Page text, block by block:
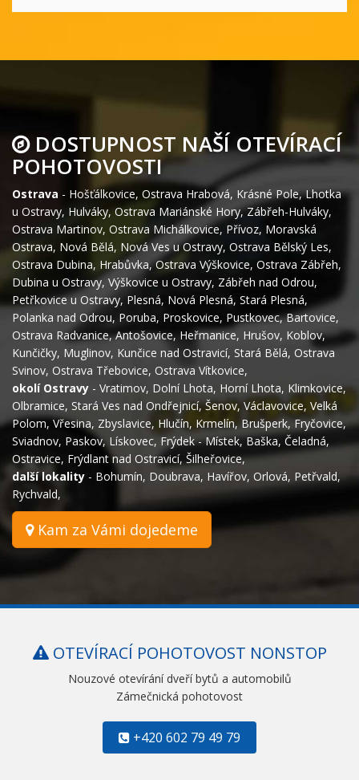
DOSTUPNOST NAŠÍ OTEVÍRACÍ
POHOTOVOSTI
Ostrava - Hošťálkovice, Ostrava Hrabová, Krásné Pole,Lhotka
u Ostravy, Hulváky, Ostrava Mariánské Hory,Zábřeh-Hulváky,
Ostrava Martinov, Ostrava Michálkovice, Přívoz, Moravská
Ostrava, Nová Bělá, Nová Ves u Ostravy, Ostrava Bělský Les,
Ostrava Dubina, Hrabůvka,Ostrava Výškovice, Ostrava Zábřeh,
Dubina u Ostravy, Výškovice u Ostravy, Zábřeh nad Odrou,
Petřkovice u Ostravy, Plesná, Nová Plesná, Stará Plesná,
Polanka nad Odrou, Poruba, Proskovice, Pustkovec,Bartovice,
Ostrava Radvanice,Antošovice, Heřmanice, Hrušov, Koblov,
Kunčičky, Muglinov, Kunčice nad Ostravicí, Stará Bělá, Ostrava
Svinov, Ostrava Třebovice, Ostrava Vítkovice,
okolí Ostravy - Vratimov, Dolní Lhota, Horní Lhota, Klimkovice,
Olbramice, Stará Ves nad Ondřejnicí,Šenov,Václavovice, Velká
Polom,Vřesina, Zbyslavice, Hlučín, Krmelín,Brušperk,Fryčovice,
Sviadnov, Paskov, Lískovec, Frýdek - Místek,Baška, Čeladná,
Ostravice, Frýdlant nad Ostravicí, Šilheřovice,
další lokality - Bohumín, Doubrava, Havířov, Orlová, Petřvald,
Rychvald,
Kam za Vámi dojedeme
OTEVÍRACÍ POHOTOVOST NONSTOP
Nouzové otevírání dveří bytů a automobilů
Zámečnická pohotovost
+420 602 79 49 79